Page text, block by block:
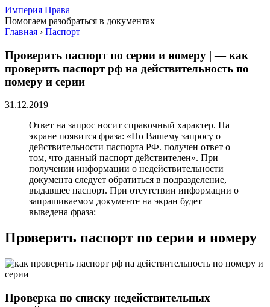
Империя Права
Помогаем разобраться в документах
Главная › Паспорт
Проверить паспорт по серии и номеру | — как
проверить паспорт рф на действительность по
номеру и серии
31.12.2019
Ответ на запрос носит справочный характер. На
экране появится фраза: «По Вашему запросу о
действительности паспорта РФ. получен ответ о
том, что данный паспорт действителен». При
получении информации о недействительности
документа следует обратиться в подразделение,
выдавшее паспорт. При отсутствии информации о
запрашиваемом документе на экран будет
выведена фраза:
Проверить паспорт по серии и номеру
Проверка по списку недействительных